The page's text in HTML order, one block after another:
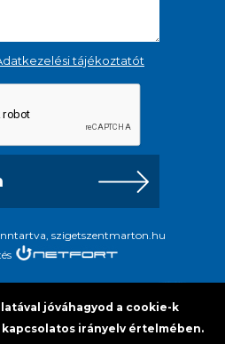
tájékoztatót
szigetszentmarton.hu
jóváhagyod a cookie-k
irányelv értelmében.